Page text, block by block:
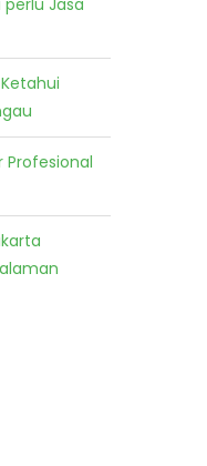
Jasa
Profesional